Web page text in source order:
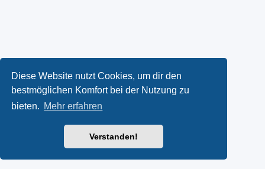
Diese Website nutzt Cookies, um dir den
bestmöglichen Komfort bei der Nutzung zu
bieten. Mehr erfahren
Verstanden!